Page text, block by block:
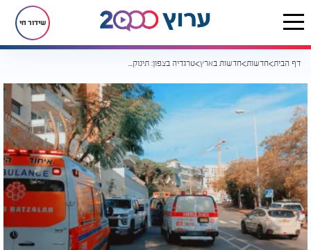
שידור חי
דף הבית חדשות חדשות בארץ טרגדיה בצפון: תינוקת בת 3 חודשים נפטרה לאחר שנמצאה ללא הכרה